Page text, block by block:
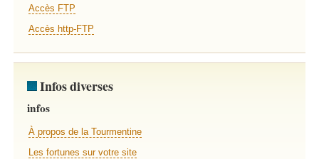
Accès FTP
Accès http-FTP
Infos diverses
infos
À propos de la Tourmentine
Les fortunes sur votre site